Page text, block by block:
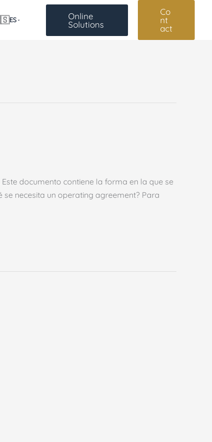
ES
Online
Solutions
Co
nt
act
documento contiene la forma en la que se
necesita un operating agreement? Para